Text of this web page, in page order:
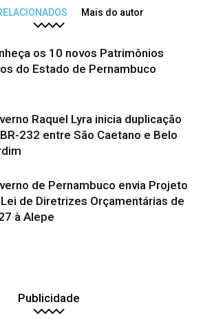
Mais do autor
os 10 novos Patrimônios
do Estado de Pernambuco
Raquel Lyra inicia duplicação
232 entre São Caetano e Belo
de Pernambuco envia Projeto
de Diretrizes Orçamentárias de
à Alepe
Publicidade